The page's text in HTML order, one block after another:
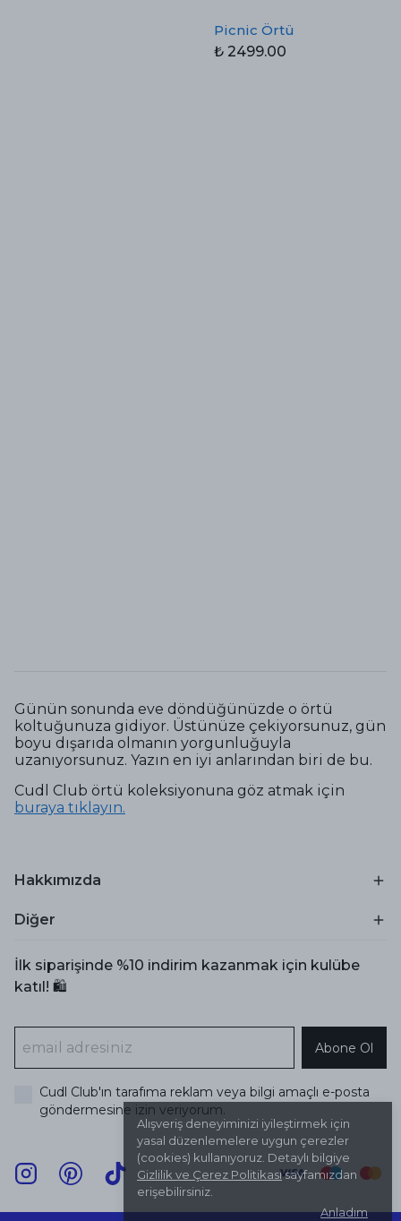
Alışveriş deneyiminizi iyileştirmek için
yasal düzenlemelere uygun çerezler
(cookies) kullanıyoruz. Detaylı bilgiye
Gizlilik ve Çerez Politikasısayfamızdan
erişebilirsiniz.
Anladım
Picnic Örtü
₺ 2499.00
Günün sonunda eve döndüğünüzde o örtü
koltuğunuza gidiyor. Üstünüze çekiyorsunuz, gün
boyu dışarıda olmanın yorgunluğuyla
uzanıyorsunuz. Yazın en iyi anlarından biri de bu.
Cudl Club örtü koleksiyonuna göz atmak için
buraya tıklayın.
Hakkımızda
Diğer
İlk siparişinde %10 indirim kazanmak için kulübe
katıl! 🛍️
Abone Ol
Cudl Club'ın tarafıma reklam veya bilgi amaçlı e-posta
göndermesine izin veriyorum.